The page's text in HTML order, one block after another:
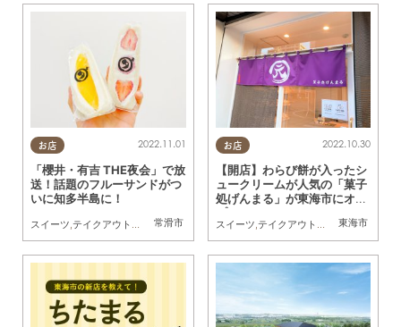
お店
常滑市
2022.11.01
「櫻井・有吉 THE夜会」で放
送！話題のフルーサンドがつ
いに知多半島に！
スイーツ テイクアウト
お店
東海市
2022.10.30
【開店】わらび餅が入ったシ
ュークリームが人気の「菓子
処げんまる」が東海市にオー
プン！
スイーツ テイクアウト 開店,家族,おひと